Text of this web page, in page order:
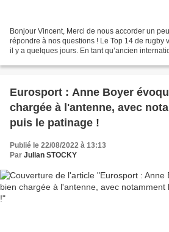
Bonjour Vincent, Merci de nous accorder un
répondre à nos questions ! Le Top 14 de rugby
il y a quelques jours. En tant qu’ancien
Eurosport : Anne Boyer
chargée à l'antenne, avec
puis le patinage !
Publié le 22/08/2022 à 13:13
Par Julian STOCKY